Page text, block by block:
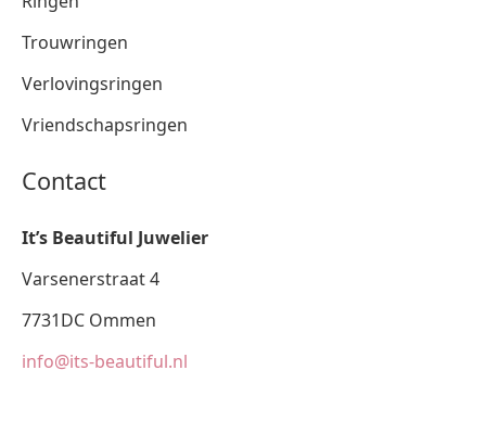
Trouwringen
Verlovingsringen
Vriendschapsringen
Contact
It’s Beautiful Juwelier
Varsenerstraat 4
7731DC Ommen
info@its-beautiful.nl